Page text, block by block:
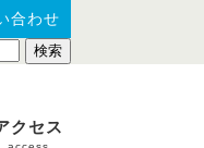
合わせ
クセス